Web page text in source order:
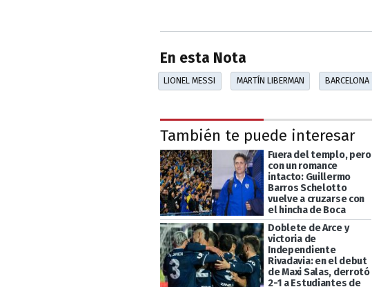
En esta Nota
LIONEL MESSI MARTÍN LIBERMAN BARCELONA
También te puede interesar
Fuera del templo, pero
con un romance
intacto: Guillermo
Barros Schelotto
vuelve a cruzarse con
el hincha de Boca
Doblete de Arce y
victoria de
Independiente
Rivadavia: en el debut
de Maxi Salas, derrotó
2-1 a Estudiantes de